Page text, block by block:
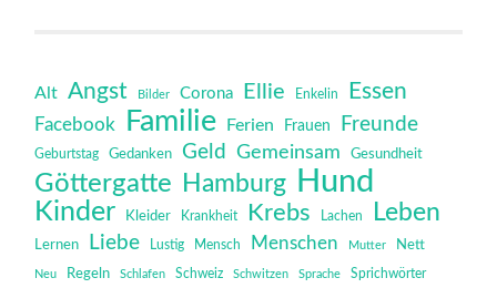
Alt Angst Bilder Corona Ellie Enkelin Essen
Facebook Familie Ferien Frauen Freunde
Geburtstag Gedanken Geld Gemeinsam Gesundheit
Göttergatte Hamburg Hund
Kinder Kleider Krankheit Krebs Lachen Leben
Lernen Liebe Lustig Mensch Menschen Mutter Nett
Neu Regeln Schlafen Schweiz Schwitzen Sprache Sprichwörter